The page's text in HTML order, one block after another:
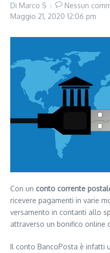
Di Marco S
Nessun
Maggio 21, 2020 12:06 pm
Con un conto corrente
ricevere pagamenti in varie
versamento in contanti allo
attraverso un bonifico online
Il conto BancoPosta è infatti